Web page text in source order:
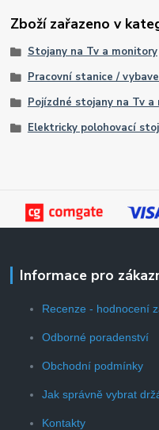
Zboží zařazeno v
Stojany na Tv a monitory
Pracovní stanice /
Pojízdné stojany na Tv a
Elektricky polohovací
Informace pro
Recenze - hodnocení
Odborné poradenství
Obchodní podmínky
Jak správně vybrat
Kontakty